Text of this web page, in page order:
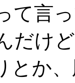
て言
だけ
とか